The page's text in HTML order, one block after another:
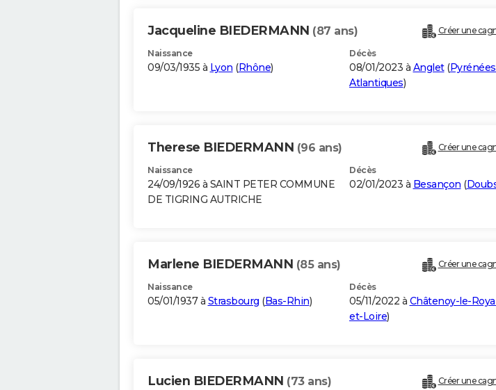
Jacqueline BIEDERMANN (87 ans) Créer une
Naissance
09/03/1935 à Lyon (Rhône)
Décès
08/01/2023 à Anglet(
Atlantiques)
Therese BIEDERMANN (96 ans) Créer une
Naissance
24/09/1926 à SAINT PETER COMMUNE
DE TIGRING AUTRICHE
Décès
02/01/2023 à Besançon (
Marlene BIEDERMANN (85 ans) Créer une
Naissance
05/01/1937 à Strasbourg (Bas-Rhin)
Décès
05/11/2022 à Châtenoy-le-
et-Loire)
Lucien BIEDERMANN (73 ans) Créer une